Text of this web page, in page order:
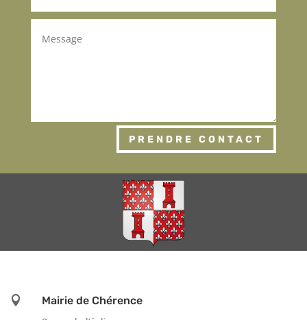
PRENDRE CONTACT

Mairie de Chérence